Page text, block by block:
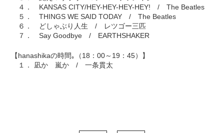
４． KANSAS CITY/HEY-HEY-HEY-HEY! / The Beatles
５． THINGS WE SAID TODAY / The Beatles
６． どしゃぶり人生 / レツゴー三匹
７． Say Goodbye / EARTHSHAKER
【hanashikaの時間｡（18：00～19：45）】
１． 凪か 嵐か / 一条貫太